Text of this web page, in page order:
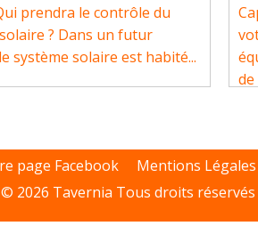
prendra le contrôle du
? Dans un futur
système solaire est habité...
de
page Facebook
Mentions Légales
2026 Tavernia Tous droits réservés